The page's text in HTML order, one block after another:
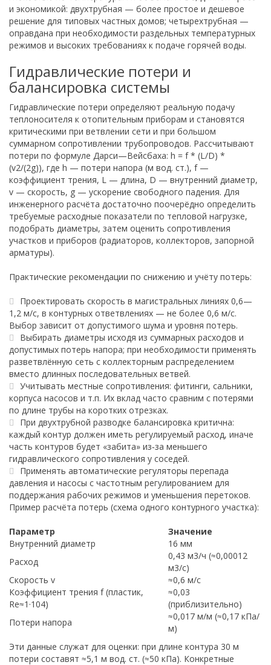
и экономикой: двухтрубная — более простое и дешевое
решение для типовых частных домов; четырехтрубная —
оправдана при необходимости раздельных температурных
режимов и высоких требованиях к подаче горячей воды.
Гидравлические потери и
балансировка системы
Гидравлические потери определяют реальную подачу
теплоносителя к отопительным приборам и становятся
критическими при ветвлении сети и при большом
суммарном сопротивлении трубопроводов. Рассчитывают
потери по формуле Дарси—Вейсбаха: h = f * (L/D) *
(v2/(2g)), где h — потери напора (м вод. ст.), f —
коэффициент трения, L — длина, D — внутренний диаметр,
v — скорость, g — ускорение свободного падения. Для
инженерного расчёта достаточно поочерёдно определить
требуемые расходные показатели по тепловой нагрузке,
подобрать диаметры, затем оценить сопротивления
участков и приборов (радиаторов, коллекторов, запорной
арматуры).
Практические рекомендации по снижению и учёту потерь:
Проектировать скорость в магистральных линиях 0,6—
1,2 м/с, в контурных ответвлениях — не более 0,6 м/с.
Выбор зависит от допустимого шума и уровня потерь.
Выбирать диаметры исходя из суммарных расходов и
допустимых потерь напора; при необходимости применять
разветвлённую сеть с коллекторным распределением
вместо длинных последовательных ветвей.
Учитывать местные сопротивления: фитинги, сальники,
корпуса насосов и т.п. Их вклад часто сравним с потерями
по длине трубы на коротких отрезках.
При двухтрубной разводке балансировка критична:
каждый контур должен иметь регулируемый расход, иначе
часть контуров будет «забита» из‑за меньшего
гидравлического сопротивления у соседей.
Применять автоматические регуляторы перепада
давления и насосы с частотным регулированием для
поддержания рабочих режимов и уменьшения перетоков.
Пример расчёта потерь (схема одного контурного участка):
Параметр
Значение
Внутренний диаметр
16 мм
Расход
0,43 м3/ч (≈0,00012
м3/с)
Скорость v
≈0,6 м/с
Коэффициент трения f (пластик,
Re≈1·104)
≈0,03
(приблизительно)
Потери напора
≈0,017 м/м (≈0,17 кПа/
м)
Эти данные служат для оценки: при длине контура 30 м
потери составят ≈5,1 м вод. ст. (≈50 кПа). Конкретные